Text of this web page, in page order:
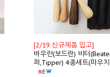
[2/19 신규제품 입고]
바우런(보드란) 비터
퍼,Tipper) 4종세트(파우